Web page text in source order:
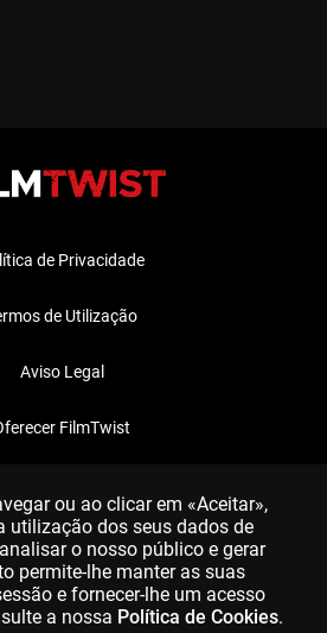
de Privacidade
de Utilização
Aviso Legal
FilmTwist
ou ao clicar em «Aceitar»,
utilização dos seus dados de
o nosso público e gerar
permite-lhe manter as suas
e fornecer-lhe um acesso
a nossa Política de Cookies.